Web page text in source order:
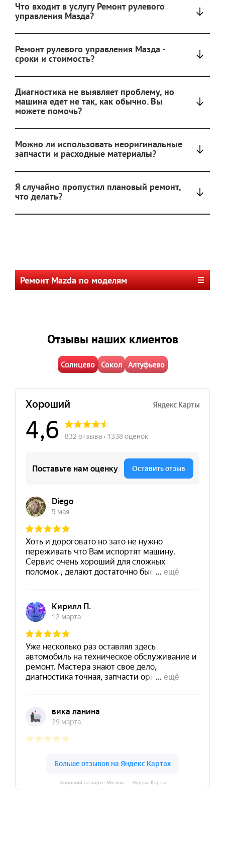
Что входит в услугу Ремонт рулевого
управления Мазда?
Ремонт рулевого управления Мазда -
сроки и стоимость?
Диагностика не выявляет проблему, но
машина едет не так, как обычно. Вы
можете помочь?
Можно ли использовать неоригинальные
запчасти и расходные материалы?
Я случайно пропустил плановый ремонт,
что делать?
Ремонт Mazda по моделям
Отзывы наших клиентов
Солнцево Сокол Алтуфьево
Хороший на карте Москвы — Яндекс Карты